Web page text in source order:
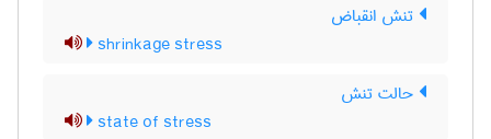
تنش انقباض
shrinkage stress
حالت تنش
state of stress